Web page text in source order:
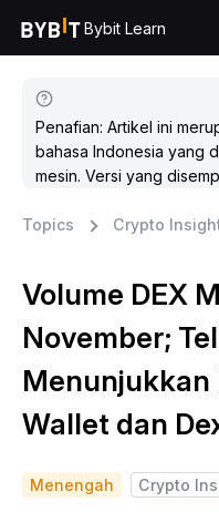
Bybit Learn
Penafian: Artikel ini
bahasa Indonesia yang
mesin. Versi yang
Topics Crypto
Volume DEX
November;
Menunjukkan
Wallet dan
Menengah Crypto